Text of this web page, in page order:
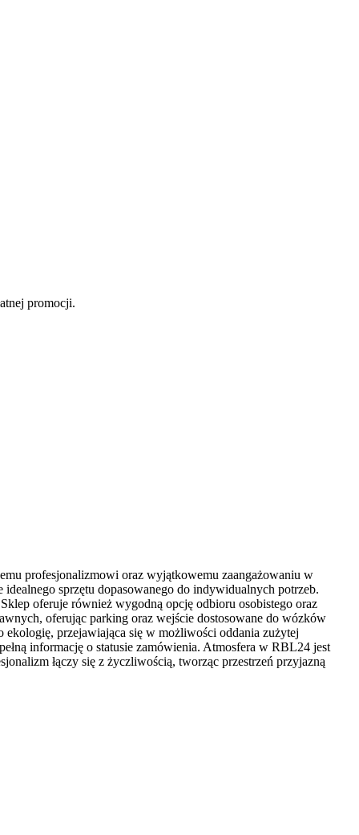
promocji.
profesjonalizmowi oraz wyjątkowemu zaangażowaniu w
sprzętu dopasowanego do indywidualnych potrzeb.
oferuje również wygodną opcję odbioru osobistego oraz
oferując parking oraz wejście dostosowane do wózków
przejawiająca się w możliwości oddania zużytej
informację o statusie zamówienia. Atmosfera w RBL24 jest
łączy się z życzliwością, tworząc przestrzeń przyjazną